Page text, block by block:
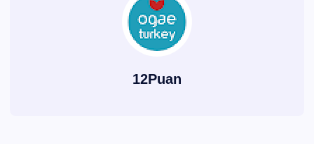
12Puan